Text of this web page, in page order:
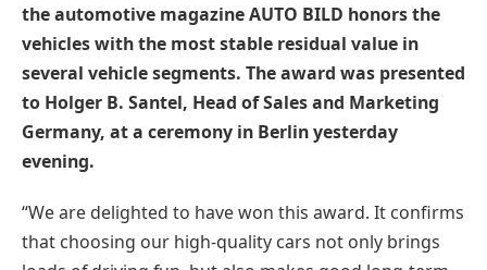
the automotive magazine AUTO BILD honors the
vehicles with the most stable residual value in
several vehicle segments. The award was presented
to Holger B. Santel, Head of Sales and Marketing
Germany, at a ceremony in Berlin yesterday
evening.
“We are delighted to have won this award. It confirms
that choosing our high-quality cars not only brings